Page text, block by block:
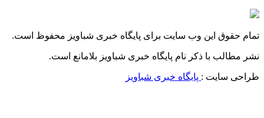
تمام حقوق این وب سایت برای پایگاه خبری شباویز محفوظ است.
نشر مطالب با ذکر نام پایگاه خبری شباویز بلامانع است.
طراحی سایت : پایگاه خبری شباویز